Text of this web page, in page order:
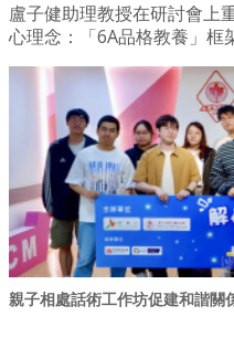
盧子健助理教授在研討會上
心理念：「6A品格教養」框
親子相處話術工作坊促建和諧關